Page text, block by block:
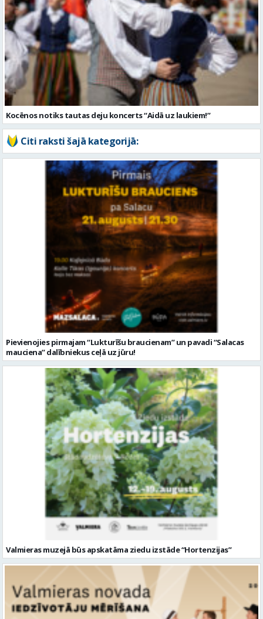
Kocēnos notiks tautas deju koncerts “Aidā uz laukiem!”
Citi raksti šajā kategorijā:
Pievienojies pirmajam “Lukturīšu braucienam” un pavadi “Salacas
mauciena” dalībniekus ceļā uz jūru!
Valmieras muzejā būs apskatāma ziedu izstāde “Hortenzijas”